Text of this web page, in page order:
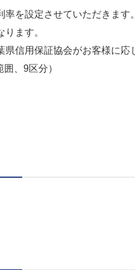
を設定させていただきます。
ます。
信用保証協会がお客様に応
、9区分）